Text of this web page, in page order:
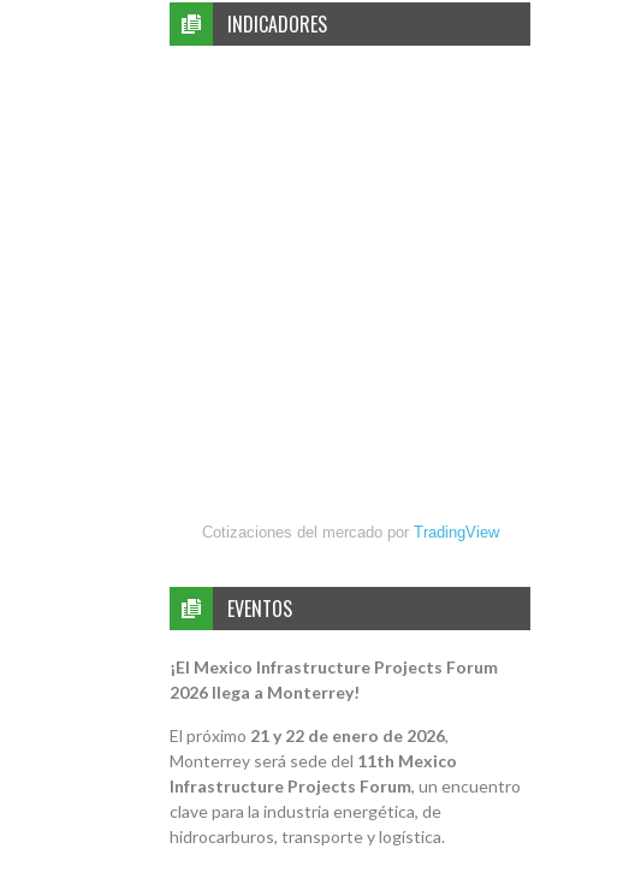
INDICADORES
Cotizaciones del mercado por TradingView
EVENTOS
¡El Mexico Infrastructure Projects Forum
2026 llega a Monterrey!
El próximo 21 y 22 de enero de 2026,
Monterrey será sede del 11th Mexico
Infrastructure Projects Forum, un encuentro
clave para la industria energética, de
hidrocarburos, transporte y logística.